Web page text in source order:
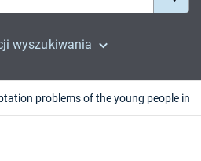
wyszukiwania